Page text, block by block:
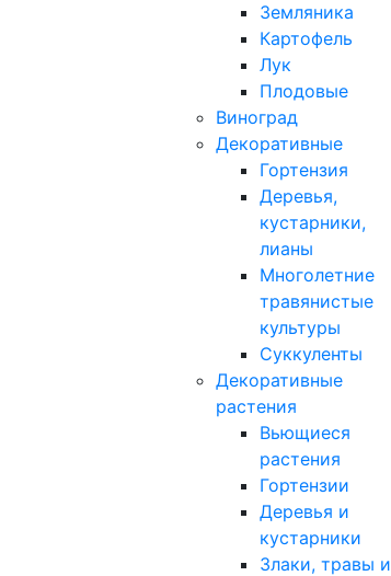
Земляника
Картофель
Лук
Плодовые
Виноград
Декоративные
Гортензия
Деревья,
кустарники,
лианы
Многолетние
травянистые
культуры
Суккуленты
Декоративные
растения
Вьющиеся
растения
Гортензии
Деревья и
кустарники
Злаки, травы и